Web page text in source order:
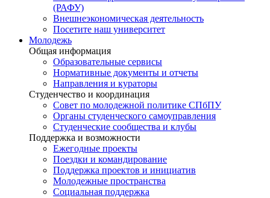
(РАФУ)
Внешнеэкономическая деятельность
Посетите наш университет
Молодежь
Общая информация
Образовательные сервисы
Нормативные документы и отчеты
Направления и кураторы
Студенчество и координация
Совет по молодежной политике СПбПУ
Органы студенческого самоуправления
Студенческие сообщества и клубы
Поддержка и возможности
Ежегодные проекты
Поездки и командирование
Поддержка проектов и инициатив
Молодежные пространства
Социальная поддержка